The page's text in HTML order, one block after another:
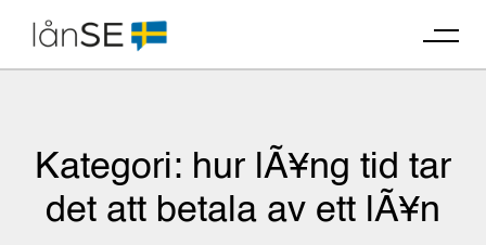
content
Kategori: hur lÃ¥ng tid tar
det att betala av ett lÃ¥n